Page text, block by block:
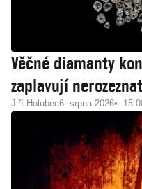
Věčné diamanty
zaplavují
Jiří Holubec6. srpna 2026